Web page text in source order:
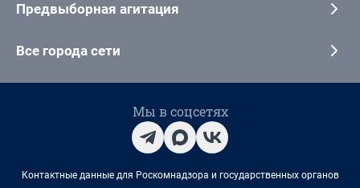
Предвыборная агитация
Все города сети
Мы в соцсетях
Контактные данные для Роскомнадзора и государственных органов